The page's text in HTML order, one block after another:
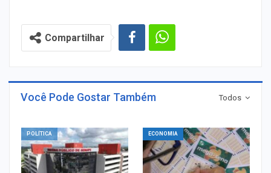
Compartilhar
Todos
Você Pode Gostar Também
POLÍTICA ECONOMIA